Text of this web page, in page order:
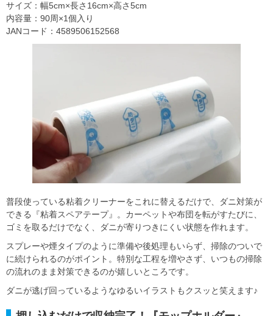
サイズ：幅5cm×長さ16cm×高さ5cm
内容量：90周×1個入り
JANコード：4589506152568
普段使っている粘着クリーナーをこれに替えるだけで、ダニ対策が
できる『粘着スペアテープ』。カーペットや布団を転がすたびに、
ゴミを取るだけでなく、ダニが寄りつきにくい状態を作れます。
スプレーや煙タイプのように準備や後処理もいらず、掃除のついで
に続けられるのがポイント。特別な工程を増やさず、いつもの掃除
の流れのまま対策できるのが嬉しいところです。
ダニが逃げ回っているようなゆるいイラストもクスッと笑えます♪